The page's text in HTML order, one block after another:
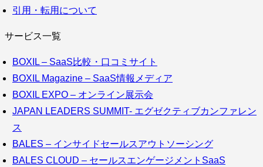
引用・転用について
サービス一覧
BOXIL – SaaS比較・口コミサイト
BOXIL Magazine – SaaS情報メディア
BOXIL EXPO – オンライン展示会
JAPAN LEADERS SUMMIT- エグゼクティブカンファレン
ス
BALES – インサイドセールスアウトソーシング
BALES CLOUD – セールスエンゲージメントSaaS